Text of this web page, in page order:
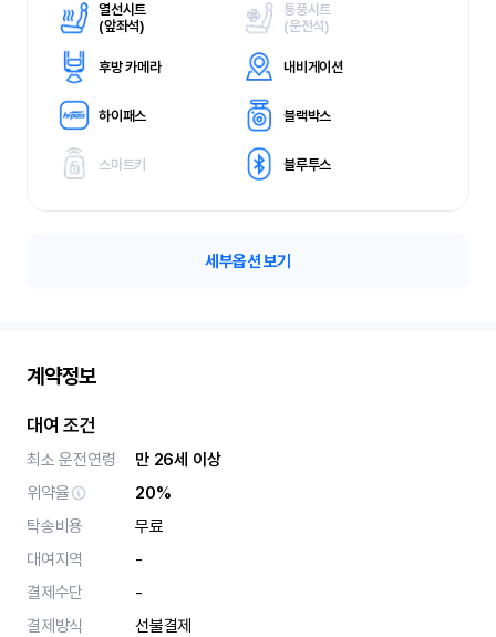
열선시트
(앞좌석)
통풍시트
(운전석)
후방 카메라 내비게이션
하이패스 블랙박스
스마트키 블루투스
세부옵션 보기
계약정보
대여 조건
최소 운전연령
만 26세 이상
위약율
20%
탁송비용
무료
대여지역
-
결제수단
-
결제방식
선불결제